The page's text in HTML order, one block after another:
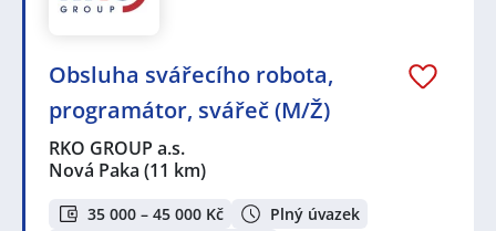
Obsluha svářecího robota,
programátor, svářeč (M/Ž)
RKO GROUP a.s.
Nová Paka (11 km)
35 000 – 45 000 Kč
Plný úvazek